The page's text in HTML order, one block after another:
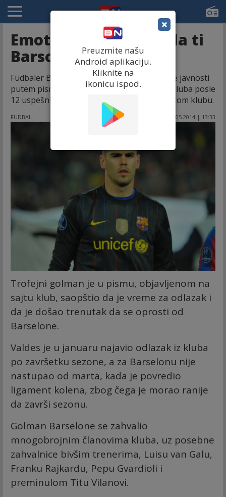
Emotivni Valdes: Hvala ti
Barso!
Fudbaler Barselone Viktor Valdes obratio se javnosti
putem pisma u kojem je najavio odlazak iz kluba posle
12 uspešnih godina provedenih u katalonskom klubu.
FUDBAL 14.05.2014 | 13:33
Trofejni golman je u pismu, objavljenom na
sajtu klub, saopštio da je vreme za odlazak i
da je došao trenutak da se oprosti od
Barselone.
Valdes je u januaru najavio odlazak iz kluba
po završetku sezone, a za Barselonu nije
nastupao od marta, kada je povredio
ligament kolena, zbog čega je morao ranije
da završi sezonu.
Golman Barselone se zahvalio
mnogobrojnim članovima kluba, uz posebne
zahvalnice bivšim trenerima, Luisu van Galu,
Franku Rajkardu, Pepu Gvardioli i
preminulom Titu Vilanovi.
×
Preuzmite našu
Android aplikaciju.
Kliknite na
ikonicu ispod.